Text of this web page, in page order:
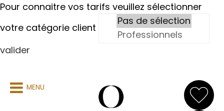
Pour connaitre vos tarifs veuillez sélectionner
votre catégorie client
valider
MENU